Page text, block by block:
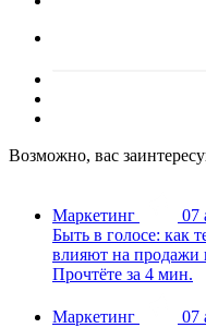
Возможно, вас
Маркетинг
07
Быть в голосе: как
влияют на продажи
Прочтёте за 4 мин.
Маркетинг
07